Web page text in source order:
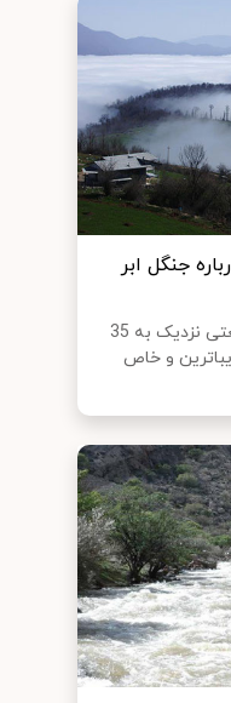
جنگل ابر
جنگل ابر شاهرود، با وسعتی نزدیک به 35
و خاص